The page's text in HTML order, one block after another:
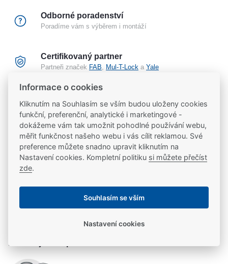
Odborné poradenství
Poradíme vám s výběrem i montáží
Certifikovaný partner
Partneři značek FAB, Mul-T-Lock a Yale
Poradíme vám, máme 20 let zkušeností
Popis
Podlahový dveřní zavírač s vačkovou technologií a
nastavitelnou zavírací silou pro velké a velmi těžké
dveře - rozsah síly EN 3-6 - pro požárně odolné a
zavírače pomocí ventilu - použitelné běžné i pro
Ke stažení
Parametry
Výrobce
Informace o cookies
Kliknutím na Souhlasím se vším budou uloženy cookies
funkční, preferenční, analytické i marketingové -
dokážeme vám tak umožnit pohodlné používání webu,
měřit funkčnost našeho webu i vás cílit reklamou. Své
preference můžete snadno upravit kliknutím na
Nastavení cookies. Kompletní politiku si můžete přečíst
zde.
Souhlasím se vším
Nastavení cookies